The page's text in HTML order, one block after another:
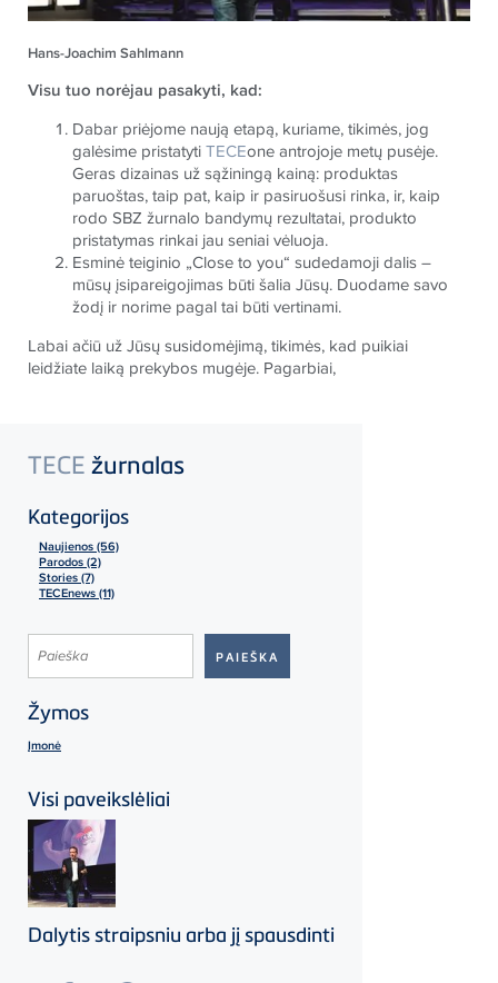
Hans-Joachim Sahlmann
Visu tuo norėjau pasakyti, kad:
Dabar priėjome naują etapą, kuriame, tikimės, jog
galėsime pristatytiTECEone antrojoje metų pusėje.
Geras dizainas už sąžiningą kainą: produktas
paruoštas, taip pat, kaip ir pasiruošusi rinka, ir, kaip
rodo SBZ žurnalo bandymų rezultatai, produkto
pristatymas rinkai jau seniai vėluoja.
Esminė teiginio „Close to you“ sudedamoji dalis –
mūsų įsipareigojimas būti šalia Jūsų. Duodame savo
žodį ir norime pagal tai būti vertinami.
Labai ačiū už Jūsų susidomėjimą, tikimės, kad puikiai
leidžiate laiką prekybos mugėje. Pagarbiai,
TECE žurnalas
Kategorijos
Naujienos (56)
Parodos (2)
Stories (7)
TECEnews (11)
Žymos
Įmonė
Visi paveikslėliai
Dalytis straipsniu arba jį spausdinti